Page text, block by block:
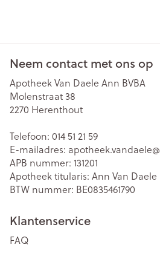
Neem contact met ons op
Apotheek Van Daele Ann BVBA
Molenstraat 38
2270 Herenthout
Telefoon: 014 51 21 59
E-mailadres: apotheek.vandaele@
APB nummer: 131201
Apotheek titularis: Ann Van Daele
BTW nummer: BE0835461790
Klantenservice
FAQ